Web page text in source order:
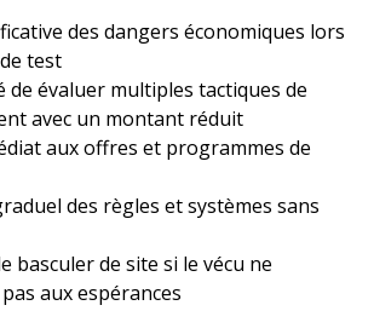
des dangers économiques lors
test
évaluer multiples tactiques de
avec un montant réduit
aux offres et programmes de
des règles et systèmes sans
basculer de site si le vécu ne
aux espérances